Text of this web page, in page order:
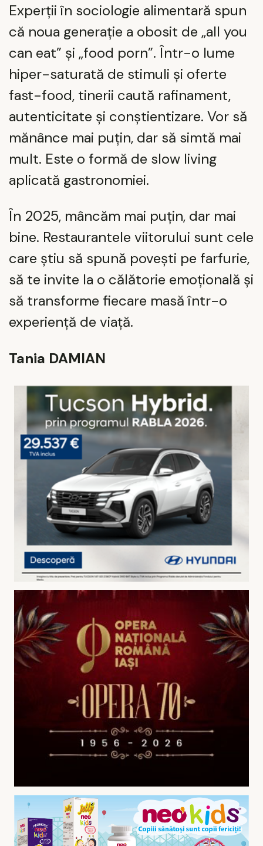
Experții în sociologie alimentară spun
că noua generație a obosit de „all you
can eat” și „food porn”. Într-o lume
hiper-saturată de stimuli și oferte
fast-food, tinerii caută rafinament,
autenticitate și conștientizare. Vor să
mănânce mai puțin, dar să simtă mai
mult. Este o formă de slow living
aplicată gastronomiei.
În 2025, mâncăm mai puțin, dar mai
bine. Restaurantele viitorului sunt cele
care știu să spună povești pe farfurie,
să te invite la o călătorie emoțională și
să transforme fiecare masă într-o
experiență de viață.
Tania DAMIAN